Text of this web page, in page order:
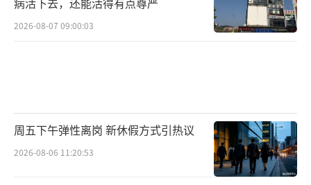
2026-08-07 09:00:03
周五下午弹性离岗 新休假方式引热议
2026-08-06 11:20:53